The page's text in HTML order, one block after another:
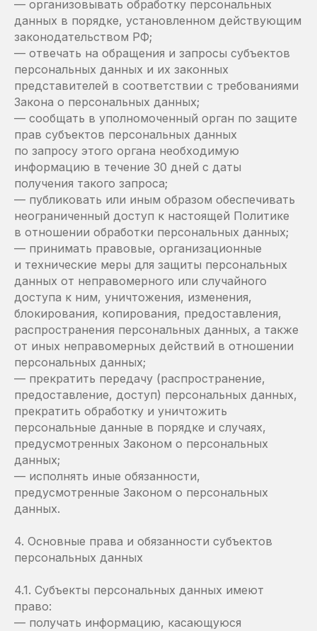
— организовывать обработку персональных
данных в порядке, установленном действующим
законодательством РФ;
— отвечать на обращения и запросы субъектов
персональных данных и их законных
представителей в соответствии с требованиями
Закона о персональных данных;
— сообщать в уполномоченный орган по защите
прав субъектов персональных данных
по запросу этого органа необходимую
информацию в течение 30 дней с даты
получения такого запроса;
— публиковать или иным образом обеспечивать
неограниченный доступ к настоящей Политике
в отношении обработки персональных данных;
— принимать правовые, организационные
и технические меры для защиты персональных
данных от неправомерного или случайного
доступа к ним, уничтожения, изменения,
блокирования, копирования, предоставления,
распространения персональных данных, а также
от иных неправомерных действий в отношении
персональных данных;
— прекратить передачу (распространение,
предоставление, доступ) персональных данных,
прекратить обработку и уничтожить
персональные данные в порядке и случаях,
предусмотренных Законом о персональных
данных;
— исполнять иные обязанности,
предусмотренные Законом о персональных
данных.
4. Основные права и обязанности субъектов
персональных данных
4.1. Субъекты персональных данных имеют
право:
— получать информацию, касающуюся